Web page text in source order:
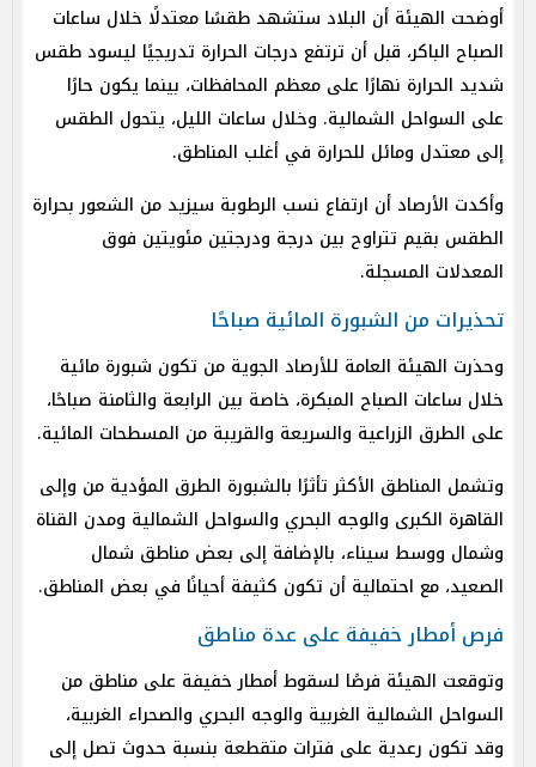
أوضحت الهيئة أن البلاد ستشهد طقسًا معتدلًا خلال ساعات
الصباح الباكر، قبل أن ترتفع درجات الحرارة تدريجيًا ليسود طقس
شديد الحرارة نهارًا على معظم المحافظات، بينما يكون حارًا
على السواحل الشمالية. وخلال ساعات الليل، يتحول الطقس
إلى معتدل ومائل للحرارة في أغلب المناطق.
وأكدت الأرصاد أن ارتفاع نسب الرطوبة سيزيد من الشعور بحرارة
الطقس بقيم تتراوح بين درجة ودرجتين مئويتين فوق
المعدلات المسجلة.
تحذيرات من الشبورة المائية صباحًا
وحذرت الهيئة العامة للأرصاد الجوية من تكون شبورة مائية
خلال ساعات الصباح المبكرة، خاصة بين الرابعة والثامنة صباحًا،
على الطرق الزراعية والسريعة والقريبة من المسطحات المائية.
وتشمل المناطق الأكثر تأثرًا بالشبورة الطرق المؤدية من وإلى
القاهرة الكبرى والوجه البحري والسواحل الشمالية ومدن القناة
وشمال ووسط سيناء، بالإضافة إلى بعض مناطق شمال
الصعيد، مع احتمالية أن تكون كثيفة أحيانًا في بعض المناطق.
فرص أمطار خفيفة على عدة مناطق
وتوقعت الهيئة فرصًا لسقوط أمطار خفيفة على مناطق من
السواحل الشمالية الغربية والوجه البحري والصحراء الغربية،
وقد تكون رعدية على فترات متقطعة بنسبة حدوث تصل إلى